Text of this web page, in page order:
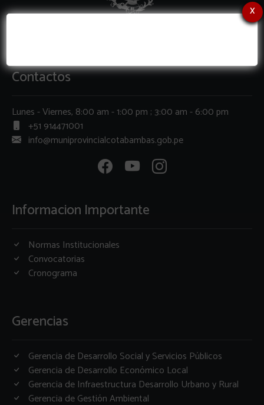
x
Contactos
Lunes - Viernes, 8:00 am - 1:00 pm ; 3:00 am - 6:00 pm
+51 914471001
info@muniprovincialcotabambas.gob.pe
Informacion Importante
Normas Institucionales
Convocatorias
Cronograma
Gerencias
Gerencia de Desarrollo Social y Servicios Públicos
Gerencia de Desarrollo Económico Local
Gerencia de Infraestructura Desarrollo Urbano y Rural
Gerencia de Gestión Ambiental